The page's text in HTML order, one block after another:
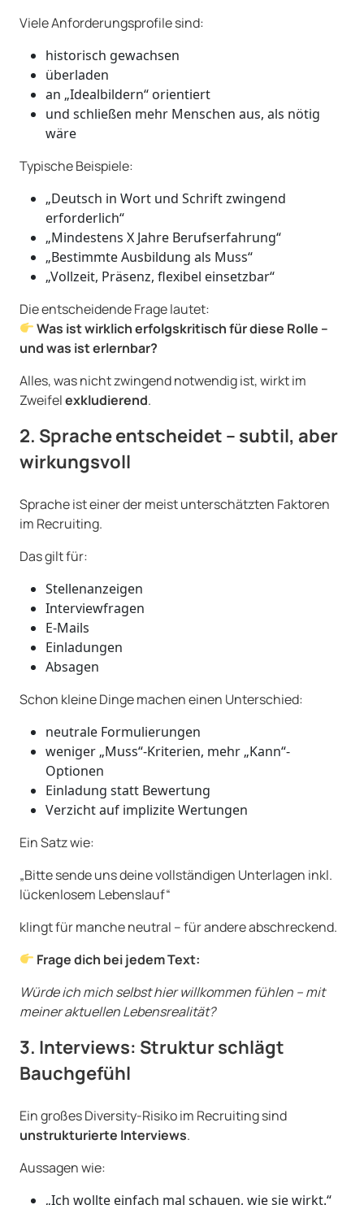
Viele Anforderungsprofile sind:
historisch gewachsen
überladen
an „Idealbildern“ orientiert
und schließen mehr Menschen aus, als nötig
wäre
Typische Beispiele:
„Deutsch in Wort und Schrift zwingend
erforderlich“
„Mindestens X Jahre Berufserfahrung“
„Bestimmte Ausbildung als Muss“
„Vollzeit, Präsenz, flexibel einsetzbar“
Die entscheidende Frage lautet:
Was ist wirklich erfolgskritisch für diese Rolle –
und was ist erlernbar?
Alles, was nicht zwingend notwendig ist, wirkt im
Zweifelexkludierend.
2. Sprache entscheidet – subtil, aber
wirkungsvoll
Sprache ist einer der meist unterschätzten Faktoren
im Recruiting.
Das gilt für:
Stellenanzeigen
Interviewfragen
E-Mails
Einladungen
Absagen
Schon kleine Dinge machen einen Unterschied:
neutrale Formulierungen
weniger „Muss“-Kriterien, mehr „Kann“-
Optionen
Einladung statt Bewertung
Verzicht auf implizite Wertungen
Ein Satz wie:
„Bitte sende uns deine vollständigen Unterlagen inkl.
lückenlosem Lebenslauf“
klingt für manche neutral – für andere abschreckend.
Frage dich bei jedem Text:
Würde ich mich selbst hier willkommen fühlen – mit
meiner aktuellen Lebensrealität?
3. Interviews: Struktur schlägt
Bauchgefühl
Ein großes Diversity-Risiko im Recruiting sind
unstrukturierte Interviews.
Aussagen wie:
„Ich wollte einfach mal schauen, wie sie wirkt.“